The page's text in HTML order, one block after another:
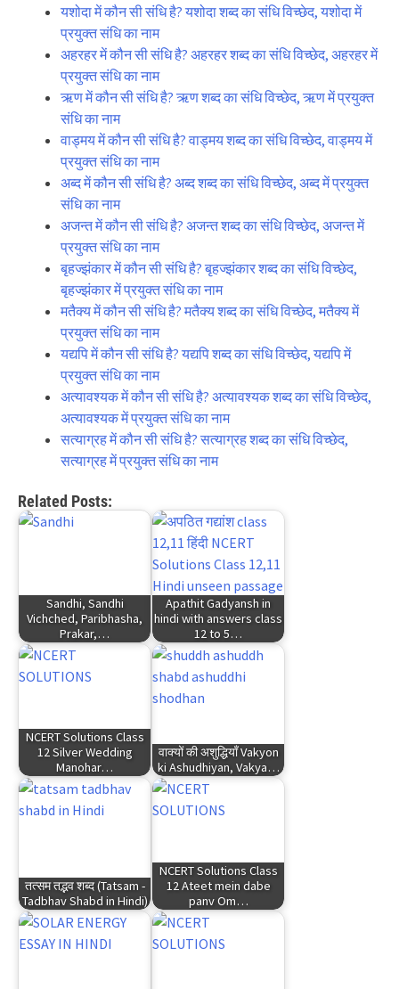
यशोदा में कौन सी संधि है? यशोदा शब्द का संधि विच्छेद, यशोदा में
प्रयुक्त संधि का नाम
अहरहर में कौन सी संधि है? अहरहर शब्द का संधि विच्छेद, अहरहर में
प्रयुक्त संधि का नाम
ऋण में कौन सी संधि है? ऋण शब्द का संधि विच्छेद, ऋण में प्रयुक्त
संधि का नाम
वाड्मय में कौन सी संधि है? वाड्मय शब्द का संधि विच्छेद, वाड्मय में
प्रयुक्त संधि का नाम
अब्द में कौन सी संधि है? अब्द शब्द का संधि विच्छेद, अब्द में प्रयुक्त
संधि का नाम
अजन्त में कौन सी संधि है? अजन्त शब्द का संधि विच्छेद, अजन्त में
प्रयुक्त संधि का नाम
बृहज्झंकार में कौन सी संधि है? बृहज्झंकार शब्द का संधि विच्छेद,
बृहज्झंकार में प्रयुक्त संधि का नाम
मतैक्य में कौन सी संधि है? मतैक्य शब्द का संधि विच्छेद, मतैक्य में
प्रयुक्त संधि का नाम
यद्यपि में कौन सी संधि है? यद्यपि शब्द का संधि विच्छेद, यद्यपि में
प्रयुक्त संधि का नाम
अत्यावश्यक में कौन सी संधि है? अत्यावश्यक शब्द का संधि विच्छेद,
अत्यावश्यक में प्रयुक्त संधि का नाम
सत्याग्रह में कौन सी संधि है? सत्याग्रह शब्द का संधि विच्छेद,
सत्याग्रह में प्रयुक्त संधि का नाम
Related Posts:
Sandhi, Sandhi
Vichched, Paribhasha,
Prakar,…
Apathit Gadyansh in
hindi with answers class
12 to 5…
NCERT Solutions Class
12 Silver Wedding
Manohar…
वाक्यों की अशुद्धियाँ Vakyon
ki Ashudhiyan, Vakya…
तत्सम तद्भव शब्द (Tatsam -
Tadbhav Shabd in Hindi)
NCERT Solutions Class
12 Ateet mein dabe
panv Om…